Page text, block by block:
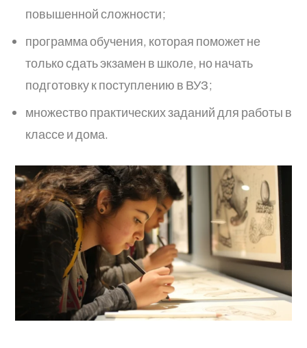
повышенной сложности;
программа обучения, которая поможет не
только сдать экзамен в школе, но начать
подготовку к поступлению в ВУЗ;
множество практических заданий для работы в
классе и дома.